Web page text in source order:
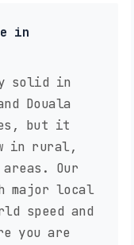
in
solid in
Douala
but it
in rural,
Our
major local
speed and
you are